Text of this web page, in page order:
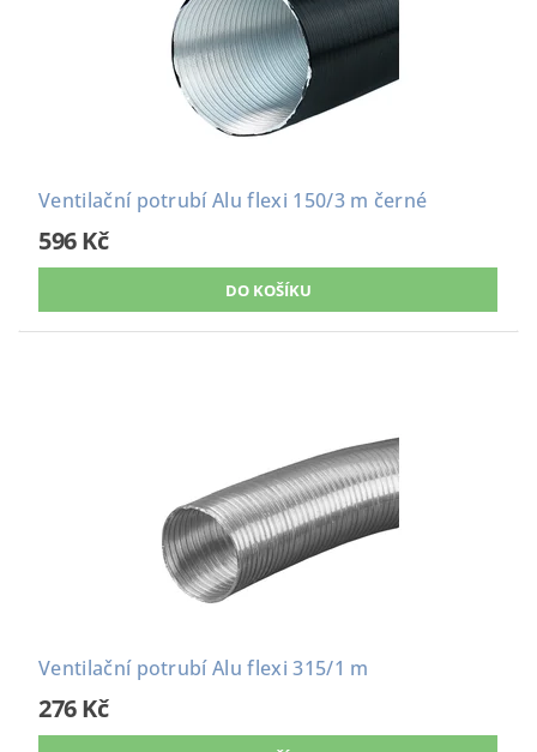
Ventilační potrubí Alu flexi 150/3 m černé
596 Kč
Ventilační potrubí Alu flexi 315/1 m
276 Kč